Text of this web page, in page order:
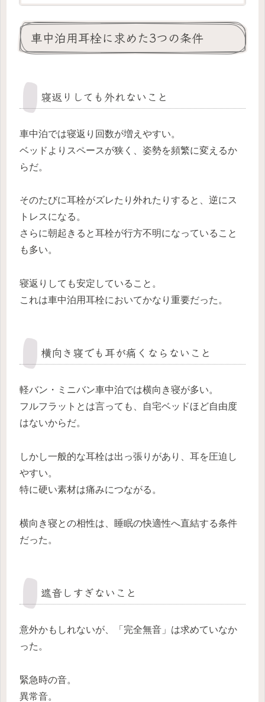
車中泊用耳栓に求めた3つの条件
寝返りしても外れないこと
車中泊では寝返り回数が増えやすい。
ベッドよりスペースが狭く、姿勢を頻繁に変えるか
らだ。
そのたびに耳栓がズレたり外れたりすると、逆にス
トレスになる。
さらに朝起きると耳栓が行方不明になっていること
も多い。
寝返りしても安定していること。
これは車中泊用耳栓においてかなり重要だった。
横向き寝でも耳が痛くならないこと
軽バン・ミニバン車中泊では横向き寝が多い。
フルフラットとは言っても、自宅ベッドほど自由度
はないからだ。
しかし一般的な耳栓は出っ張りがあり、耳を圧迫し
やすい。
特に硬い素材は痛みにつながる。
横向き寝との相性は、睡眠の快適性へ直結する条件
だった。
遮音しすぎないこと
意外かもしれないが、「完全無音」は求めていなか
った。
緊急時の音。
異常音。